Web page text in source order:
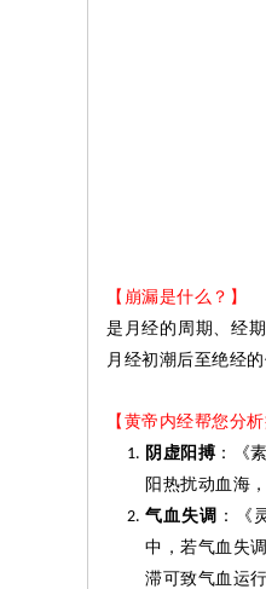
【崩漏是什么？】
是月经的周期、经
月经初潮后至绝经
【黄帝内经帮您分析
阴虚阳搏：《
阳热扰动血海
气血失调 ：《
中，若气血失
滞可致气血运